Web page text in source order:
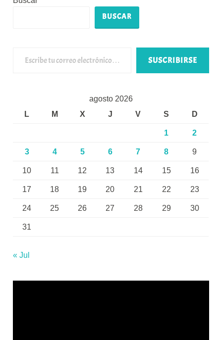
BUSCAR
SUSCRIBIRSE
agosto 2026
L
M X J V S D
1 2
3 4 5 6 7 8 9
10 11 12 13 14 15 16
17 18 19 20 21 22 23
24 25 26 27 28 29 30
31
« Jul